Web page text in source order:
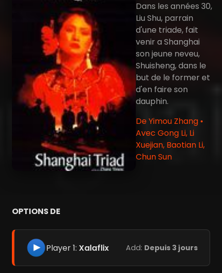
Dans les années 30,
Liu Shu, parrain
d'une triade, fait
venir a Shanghai
son jeune neveu,
Shuisheng, dans le
but de le former et
d'en faire son
dauphin.
De Yimou Zhang •
Avec Gong Li, Li
Xuejian, Baotian Li,
Chun Sun
OPTIONS DE
Player 1: Xalaflix Add: Depuis 3 jours